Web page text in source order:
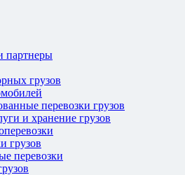
партнеры
грузов
перевозки грузов
и хранение грузов
грузов
перевозки